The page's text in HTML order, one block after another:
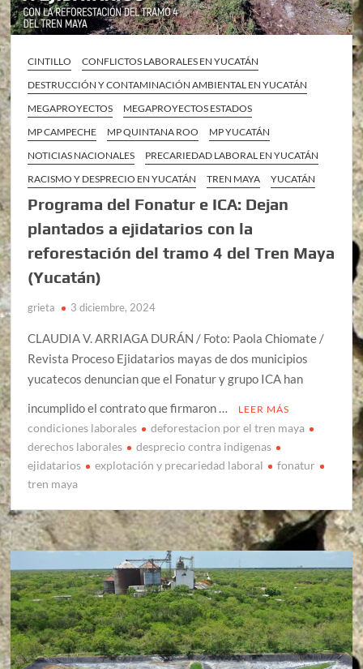
CINTILLO
CONFLICTOS LABORALES EN YUCATÁN
DESTRUCCIÓN Y CONTAMINACIÓN AMBIENTAL EN YUCATÁN
MEGAPROYECTOS
MEGAPROYECTOS ESTADOS
MP CAMPECHE
MP QUINTANA ROO
MP YUCATÁN
NOTICIAS NACIONALES
PRECARIEDAD LABORAL EN YUCATÁN
RACISMO Y DESPRECIO EN YUCATÁN
TREN MAYA YUCATÁN
Programa del Fonatur e ICA: Dejan
plantados a ejidatarios con la
reforestación del tramo 4 del Tren Maya
(Yucatán)
grieta 3 diciembre, 2024
CLAUDIA V. ARRIAGA DURÁN / Foto: Paola Chiomate /
Revista Proceso Ejidatarios mayas de dos municipios
yucatecos denuncian que el Fonatur y grupo ICA han
incumplido el contrato que firmaron …
LEER MÁS
condiciones laborales
deforestacion por el tren maya
derechos laborales
desprecio contra indigenas
ejidatarios
explotación y precariedad laboral
fonatur
tren maya